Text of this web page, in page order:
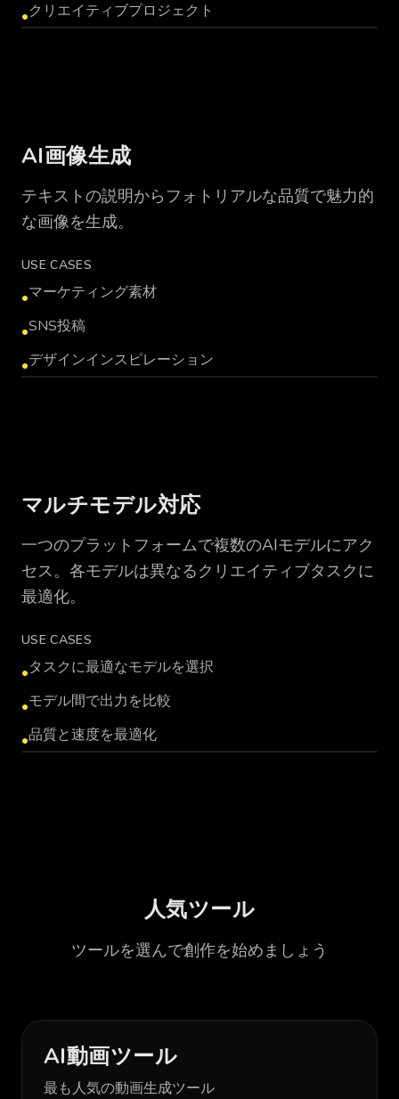
•クリエイティブプロジェクト
AI画像生成
テキストの説明からフォトリアルな品質で魅力的
な画像を生成。
USE CASES
•マーケティング素材
•SNS投稿
•デザインインスピレーション
マルチモデル対応
一つのプラットフォームで複数のAIモデルにアク
セス。各モデルは異なるクリエイティブタスクに
最適化。
USE CASES
•タスクに最適なモデルを選択
•モデル間で出力を比較
•品質と速度を最適化
人気ツール
ツールを選んで創作を始めましょう
AI動画ツール
最も人気の動画生成ツール